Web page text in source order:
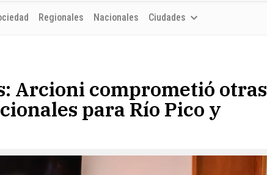
Regionales Nacionales Ciudades
Arcioni comprometió otras
para Río Pico y